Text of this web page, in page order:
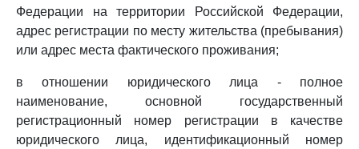
Федерации на территории Российской Федерации,
адрес регистрации по месту жительства (пребывания)
или адрес места фактического проживания;
в отношении юридического лица - полное
наименование, основной государственный
регистрационный номер регистрации в качестве
юридического лица, идентификационный номер